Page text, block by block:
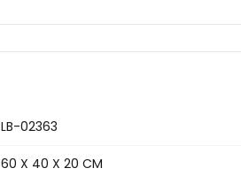
LB-02363
60 X 40 X 20 CM